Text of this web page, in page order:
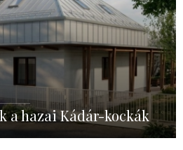
a hazai Kádár-kockák